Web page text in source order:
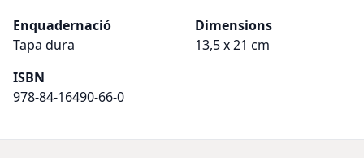
Enquadernació
Tapa dura
Dimensions
13,5 x 21 cm
ISBN
978-84-16490-66-0